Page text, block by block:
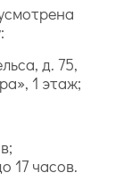
д. 75,
1 этаж;
17 часов.